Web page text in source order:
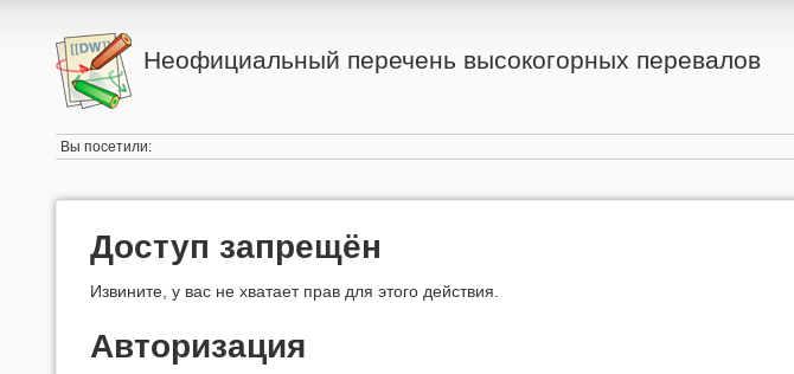
Неофициальный перечень высокогорных перевалов
Вы посетили:
Доступ запрещён
Извините, у вас не хватает прав для этого действия.
Авторизация